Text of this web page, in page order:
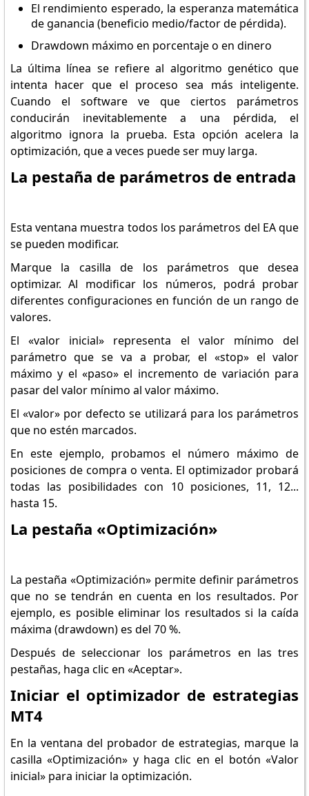
El rendimiento esperado, la esperanza matemática
de ganancia (beneficio medio/factor de pérdida).
Drawdown máximo en porcentaje o en dinero
La última línea se refiere al algoritmo genético que
intenta hacer que el proceso sea más inteligente.
Cuando el software ve que ciertos parámetros
conducirán inevitablemente a una pérdida, el
algoritmo ignora la prueba. Esta opción acelera la
optimización, que a veces puede ser muy larga.
La pestaña de parámetros de entrada
Esta ventana muestra todos los parámetros del EA que
se pueden modificar.
Marque la casilla de los parámetros que desea
optimizar. Al modificar los números, podrá probar
diferentes configuraciones en función de un rango de
valores.
El «valor inicial» representa el valor mínimo del
parámetro que se va a probar, el «stop» el valor
máximo y el «paso» el incremento de variación para
pasar del valor mínimo al valor máximo.
El «valor» por defecto se utilizará para los parámetros
que no estén marcados.
En este ejemplo, probamos el número máximo de
posiciones de compra o venta. El optimizador probará
todas las posibilidades con 10 posiciones, 11, 12...
hasta 15.
La pestaña «Optimización»
La pestaña «Optimización» permite definir parámetros
que no se tendrán en cuenta en los resultados. Por
ejemplo, es posible eliminar los resultados si la caída
máxima (drawdown) es del 70 %.
Después de seleccionar los parámetros en las tres
pestañas, haga clic en «Aceptar».
Iniciar el optimizador de estrategias
MT4
En la ventana del probador de estrategias, marque la
casilla «Optimización» y haga clic en el botón «Valor
inicial» para iniciar la optimización.